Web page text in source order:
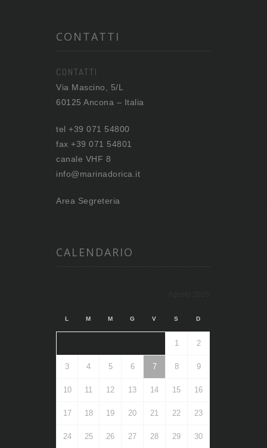
CONTATTI
CONTATTI
Via Mascino, 5/L
60125 Ancona – Italia
tel +39 071 54800
fax +39 071 54801
canale VHF 8
info@marinadorica.it
Area Segreteria
CALENDARIO
L M M G V S D
1 2
3 4 5 6 7 8 9
10 11 12 13 14 15 16
17 18 19 20 21 22 23
24 25 26 27 28 29 30